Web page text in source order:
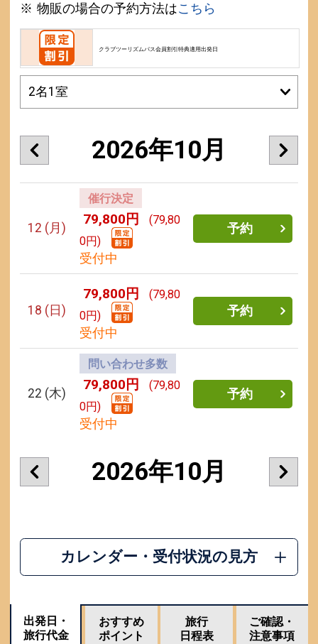
物販の場合の予約方法はこちら
クラブツーリズムパス会員割引特典適用出発日
2026年10月
12 (月)
催行決定
79,800円
(79,80
0円)
受付中
予約
18 (日)
79,800円
(79,80
0円)
受付中
予約
22 (木)
問い合わせ多数
79,800円
(79,80
0円)
受付中
予約
2026年10月
カレンダー・受付状況の見方
出発日・
旅行代金
おすすめ
ポイント
旅行
日程表
ご確認・
注意事項